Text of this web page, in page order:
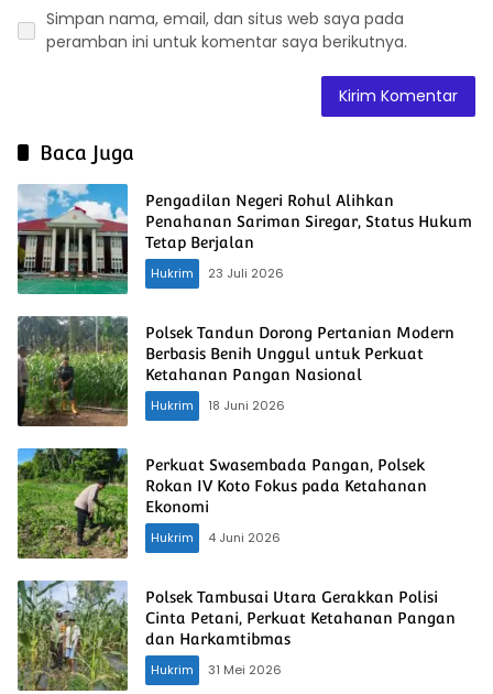
Simpan nama, email, dan situs web saya pada
peramban ini untuk komentar saya berikutnya.
Baca Juga
Pengadilan Negeri Rohul Alihkan
Penahanan Sariman Siregar, Status Hukum
Tetap Berjalan
Hukrim
23 Juli 2026
Polsek Tandun Dorong Pertanian Modern
Berbasis Benih Unggul untuk Perkuat
Ketahanan Pangan Nasional
Hukrim
18 Juni 2026
Perkuat Swasembada Pangan, Polsek
Rokan IV Koto Fokus pada Ketahanan
Ekonomi
Hukrim
4 Juni 2026
Polsek Tambusai Utara Gerakkan Polisi
Cinta Petani, Perkuat Ketahanan Pangan
dan Harkamtibmas
Hukrim
31 Mei 2026